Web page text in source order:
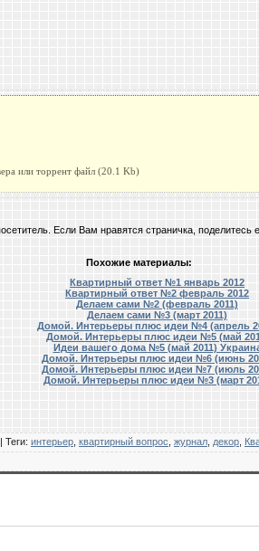
или торрент файл (20.1 Kb)
Если Вам нравятся страничка, поделитесь
Похожие материалы:
Квартирный ответ №1 январь 2012
Квартирный ответ №2 февраль 2012
Делаем сами №2 (февраль 2011)
Делаем сами №3 (март 2011)
Домой. Интерьеры плюс идеи №4 (апрель
Домой. Интерьеры плюс идеи №5 (май
Идеи вашего дома №5 (май 2011)
Домой. Интерьеры плюс идеи №6 (июнь
Домой. Интерьеры плюс идеи №7 (июль
Домой. Интерьеры плюс идеи №3 (март
Теги: интерьер квартирный вопрос журнал декор